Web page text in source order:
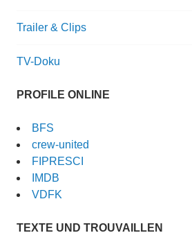
Trailer & Clips
TV-Doku
PROFILE ONLINE
BFS
crew-united
FIPRESCI
IMDB
VDFK
TEXTE UND TROUVAILLEN